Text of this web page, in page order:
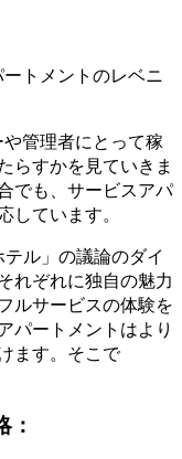
トメントのレベニ
管理者にとって稼
らすかを見ていきま
も、サービスアパ
しています。
ル」の議論のダイ
れぞれに独自の魅力
ルサービスの体験を
パートメントはより
ます。そこで
：